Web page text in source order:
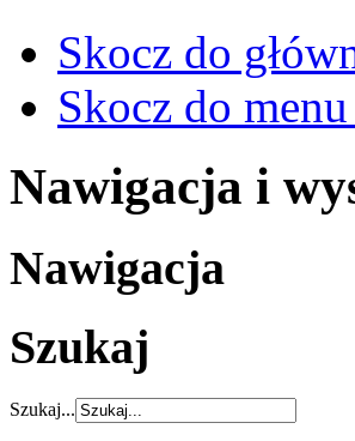
Skocz do
Skocz do
Nawigacja i
Nawigacja
Szukaj
Szukaj...